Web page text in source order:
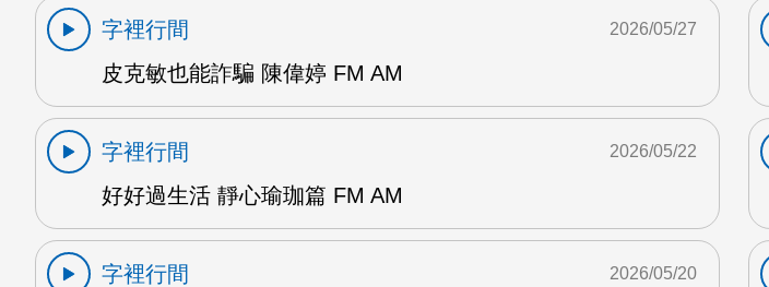
字裡行間
皮克敏也能詐騙 陳偉婷 FM AM
2026/05/27
字裡行間
好好過生活 靜心瑜珈篇 FM AM
2026/05/22
字裡行間
2026/05/20